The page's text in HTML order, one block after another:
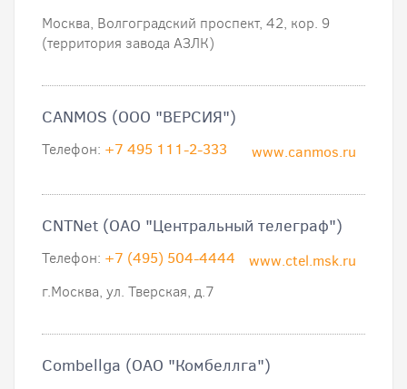
Москва, Волгоградский проспект, 42, кор. 9
(территория завода АЗЛК)
CANMOS (ООО "ВЕРСИЯ")
www.canmos.ru
Телефон: +7 495 111-2-333
CNTNet (ОАО "Центральный телеграф")
www.ctel.msk.ru
Телефон: +7 (495) 504-4444
г.Москва, ул. Тверская, д.7
Combellga (ОАО "Комбеллга")